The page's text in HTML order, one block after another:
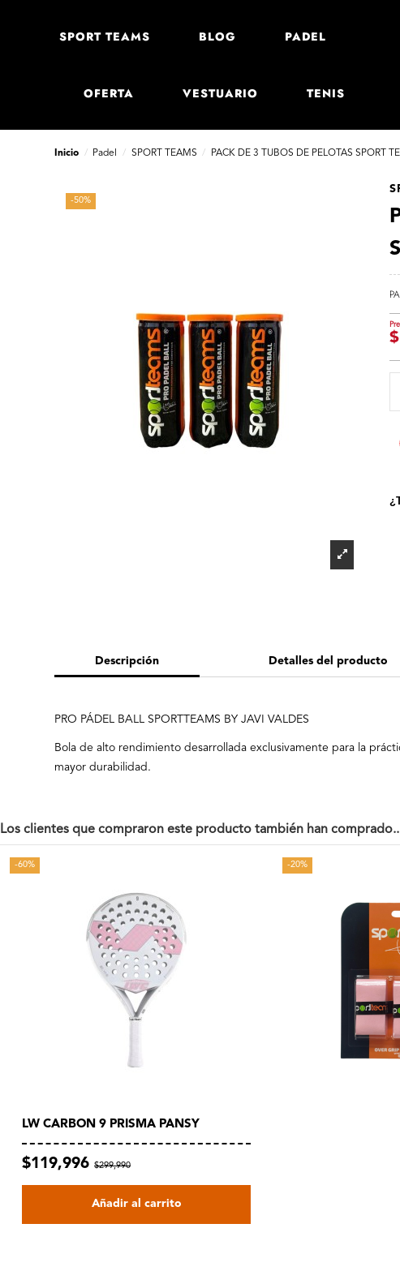
SPORT TEAMS BLOG PADEL
OFERTA VESTUARIO TENIS
Inicio Padel SPORT TEAMS PACK DE 3 TUBOS DE PELOTAS SPORT
-50%
Descripción Detalles del producto
PRO PÁDEL BALL SPORTTEAMS BY JAVI VALDES
Bola de alto rendimiento desarrollada exclusivamente para la
mayor durabilidad.
Los clientes que compraron este producto también han
-60%
LW CARBON 9 PRISMA PANSY
$119,996 $299,990
Añadir al carrito
-20%